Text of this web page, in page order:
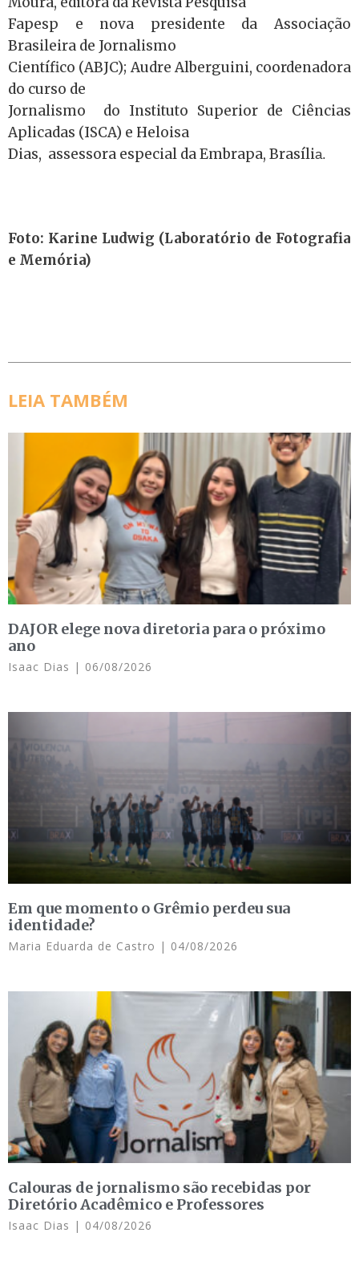
Fapesp e nova presidente da Associação
Brasileira de Jornalismo
Científico (ABJC); Audre Alberguini, coordenadora
do curso de
Jornalismo do Instituto Superior de Ciências
Aplicadas (ISCA) e Heloisa
Dias, assessora especial da Embrapa, Brasília.
Foto: Karine Ludwig (Laboratório de Fotografia
e Memória)
LEIA TAMBÉM
DAJOR elege nova diretoria para o próximo
ano
Isaac Dias 06/08/2026
Em que momento o Grêmio perdeu sua
identidade?
Maria Eduarda de Castro 04/08/2026
Calouras de jornalismo são recebidas por
Diretório Acadêmico e Professores
Isaac Dias 04/08/2026